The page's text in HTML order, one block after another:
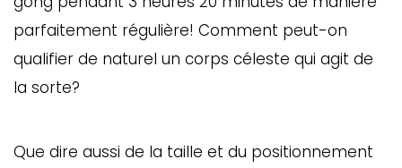
parfaitement régulière! Comment peut-on
qualifier de naturel un corps céleste qui agit de
la sorte?
Que dire aussi de la taille et du positionnement